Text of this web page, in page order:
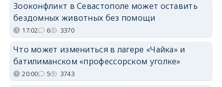
Зооконфликт в Севастополе может оставить
бездомных животных без помощи
17:02 6 3370
Что может измениться в лагере «Чайка» и
батилиманском «профессорском уголке»
20:00 5 3743